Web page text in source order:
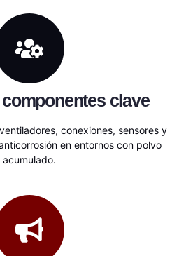
clave
conexiones, sensores y
en entornos con polvo
acumulado.